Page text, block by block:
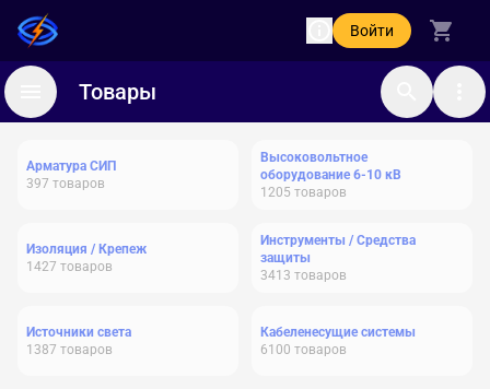
Войти
Товары
Арматура СИП
397 товаров
Высоковольтное
оборудование 6-10 кВ
1205 товаров
Изоляция / Крепеж
1427 товаров
Инструменты / Средства
защиты
3413 товаров
Источники света
1387 товаров
Кабеленесущие системы
6100 товаров